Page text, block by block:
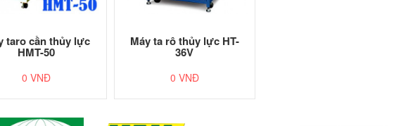
taro cần thủy lực
HMT-50
0 VNĐ
Máy ta rô thủy lực HT-
36V
0 VNĐ